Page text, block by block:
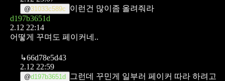
@31033c589c
이런건 많이좀 올려줘라
d197b3651d
2.12 22:14
어떻게 꾸며도 페이커네..
↳66d78e5d43
2.12 22:59
@d197b3651d 그런데 꾸민게 일부러 페이커 따라 하려고